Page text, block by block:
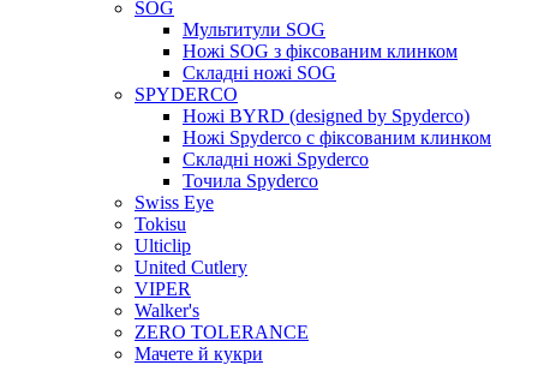
SOG
Мультитули SOG
Ножі SOG з фіксованим клинком
Складні ножі SOG
SPYDERCO
Ножі BYRD (designed by Spyderco)
Ножі Spyderco c фіксованим клинком
Складні ножі Spyderco
Точила Spyderco
Swiss Eye
Tokisu
Ulticlip
United Cutlery
VIPER
Walker's
ZERO TOLERANCE
Мачете й кукри